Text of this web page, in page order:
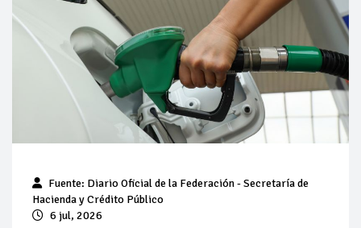
Pierde Pemex 71 millones de pesos al día por
"procesadoras" ilegales
Pacto dispara 83% ventas diésel Pemex
Incertidumbre regulatoria pone a prueba las inversiones de
las Estaciones de Servicio familiares
espera estabilización del mercado
Baja 5% más el precio internacional del crudo por posible
Fuente: Diario Oficial de la Federación- Secretaría de
Hacienda y Crédito Público
6 jul, 2026